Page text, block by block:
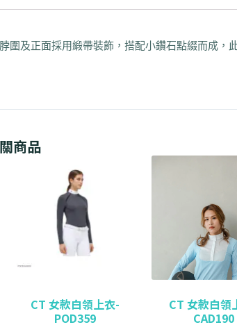
脖圍及正面採用緞帶裝飾，搭配小鑽石點綴而成，
商品
CT 女款白領上衣-
POD359
CT 女款白領
CAD190